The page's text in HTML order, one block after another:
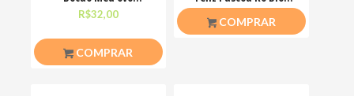
Engraçadas Meme
R$32,00
COMPRAR
Bloquinhos
COMPRAR